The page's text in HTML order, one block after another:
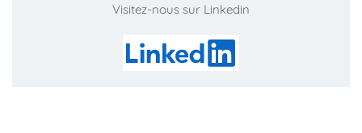
Visitez-nous sur Linkedin